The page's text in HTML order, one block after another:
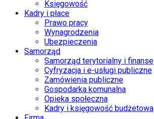
Księgowość
Kadry i płace
Prawo pracy
Wynagrodzenia
Ubezpieczenia
Samorząd
Samorząd terytorialny i finanse
Cyfryzacja i e-usługi publiczne
Zamówienia publiczne
Gospodarka komunalna
Opieka społeczna
Kadry i księgowość budżetowa